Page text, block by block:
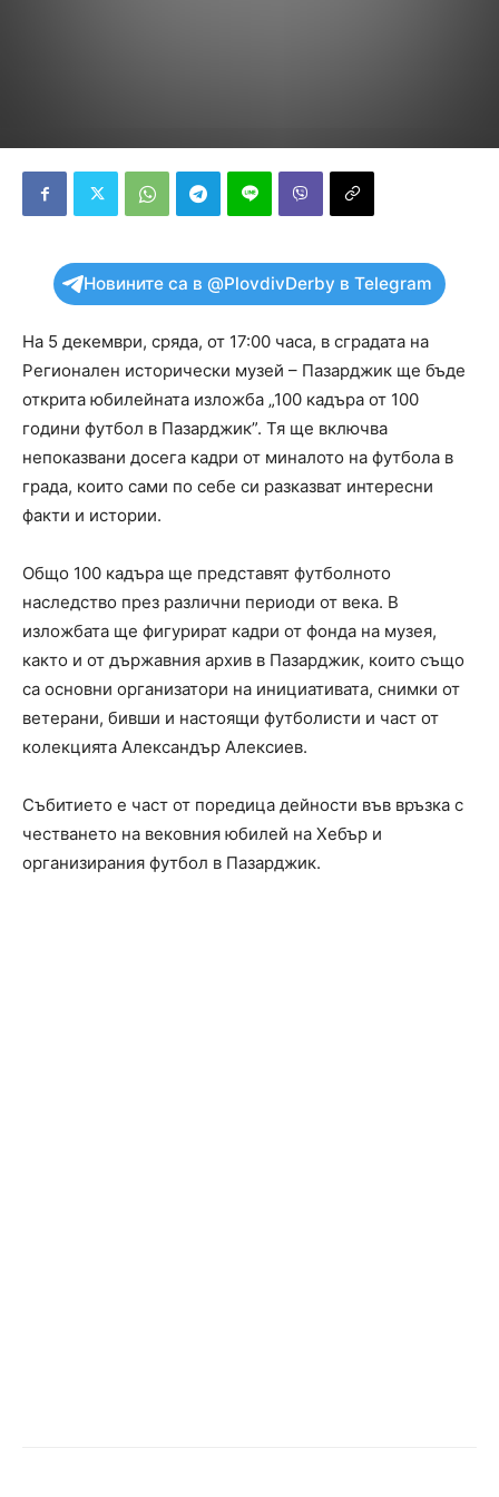
Новините са в @PlovdivDerby в Telegram
На 5 декември, сряда, от 17:00 часа, в сградата на
Регионален исторически музей – Пазарджик ще бъде
открита юбилейната изложба „100 кадъра от 100
години футбол в Пазарджик”. Тя ще включва
непоказвани досега кадри от миналото на футбола в
града, които сами по себе си разказват интересни
факти и истории.
Общо 100 кадъра ще представят футболното
наследство през различни периоди от века. В
изложбата ще фигурират кадри от фонда на музея,
както и от държавния архив в Пазарджик, които също
са основни организатори на инициативата, снимки от
ветерани, бивши и настоящи футболисти и част от
колекцията Александър Алексиев.
Събитието е част от поредица дейности във връзка с
честването на вековния юбилей на Хебър и
организирания футбол в Пазарджик.